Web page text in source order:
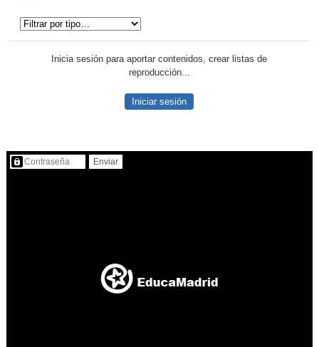
Inicia sesión para aportar contenidos, crear listas de
reproducción...
Iniciar sesión
Contenido protegido…